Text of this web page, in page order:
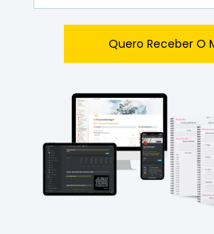
Quero Receber O